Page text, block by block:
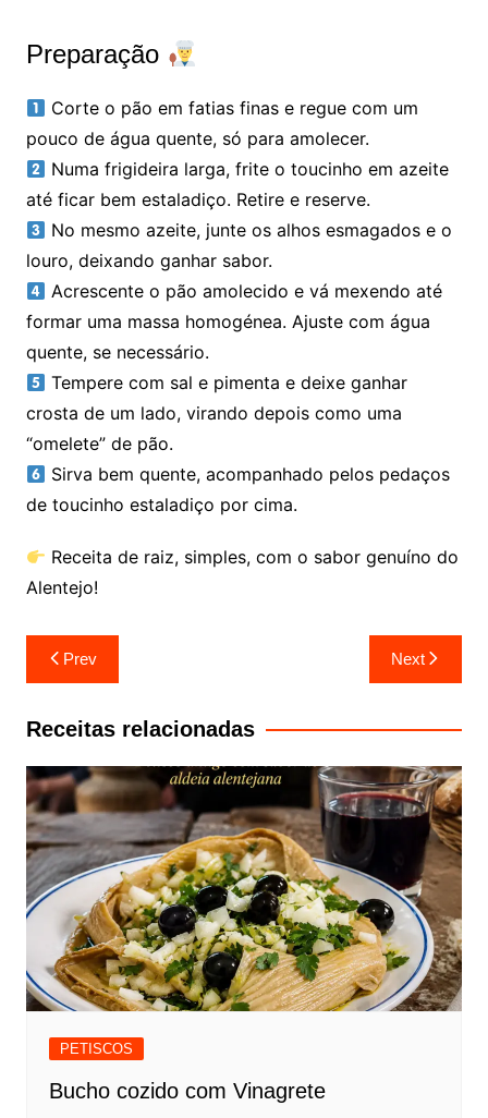
Preparação
Corte o pão em fatias finas e regue com um
pouco de água quente, só para amolecer.
Numa frigideira larga, frite o toucinho em azeite
até ficar bem estaladiço. Retire e reserve.
No mesmo azeite, junte os alhos esmagados e o
louro, deixando ganhar sabor.
Acrescente o pão amolecido e vá mexendo até
formar uma massa homogénea. Ajuste com água
quente, se necessário.
Tempere com sal e pimenta e deixe ganhar
crosta de um lado, virando depois como uma
“omelete” de pão.
Sirva bem quente, acompanhado pelos pedaços
de toucinho estaladiço por cima.
Receita de raiz, simples, com o sabor genuíno do
Alentejo!
Navegação
de
artigos
Prev Next
Receitas relacionadas
PETISCOS
Bucho cozido com Vinagrete